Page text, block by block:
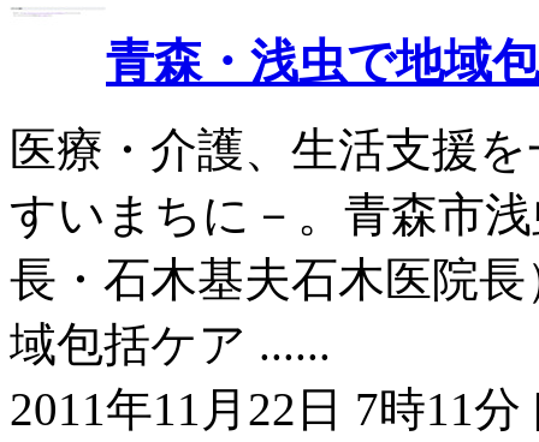
青森・浅虫で地域
医療・介護、生活支援
すいまちに－。青森市
長・石木基夫石木医院
域包括ケア ......
2011年11月22日 7時11分